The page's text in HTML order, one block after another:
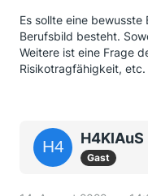
Es sollte eine
Berufsbild besteht.
Weitere ist eine Frage
Risikotragfähigkeit, etc.
H4KlAuS
Gast